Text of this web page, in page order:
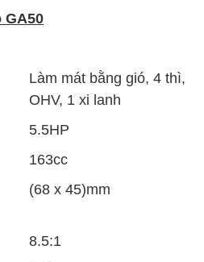
Làm mát bằng gió, 4 thì,
OHV, 1 xi lanh
5.5HP
163cc
(68 x 45)mm
8.5:1